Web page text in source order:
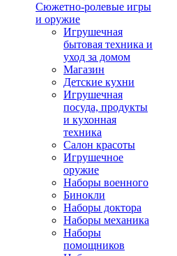
Сюжетно-ролевые игры
и оружие
Игрушечная
бытовая техника и
уход за домом
Магазин
Детские кухни
Игрушечная
посуда, продукты
и кухонная
техника
Салон красоты
Игрушечное
оружие
Наборы военного
Бинокли
Наборы доктора
Наборы механика
Наборы
помощников